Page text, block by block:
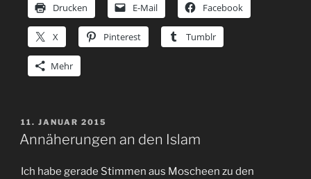
Drucken E-Mail Facebook
X Pinterest Tumblr
Mehr
VERÖFFENTLICHT
AM
11. JANUAR 2015
Annäherungen an den Islam
Ich habe gerade Stimmen aus Moscheen zu den